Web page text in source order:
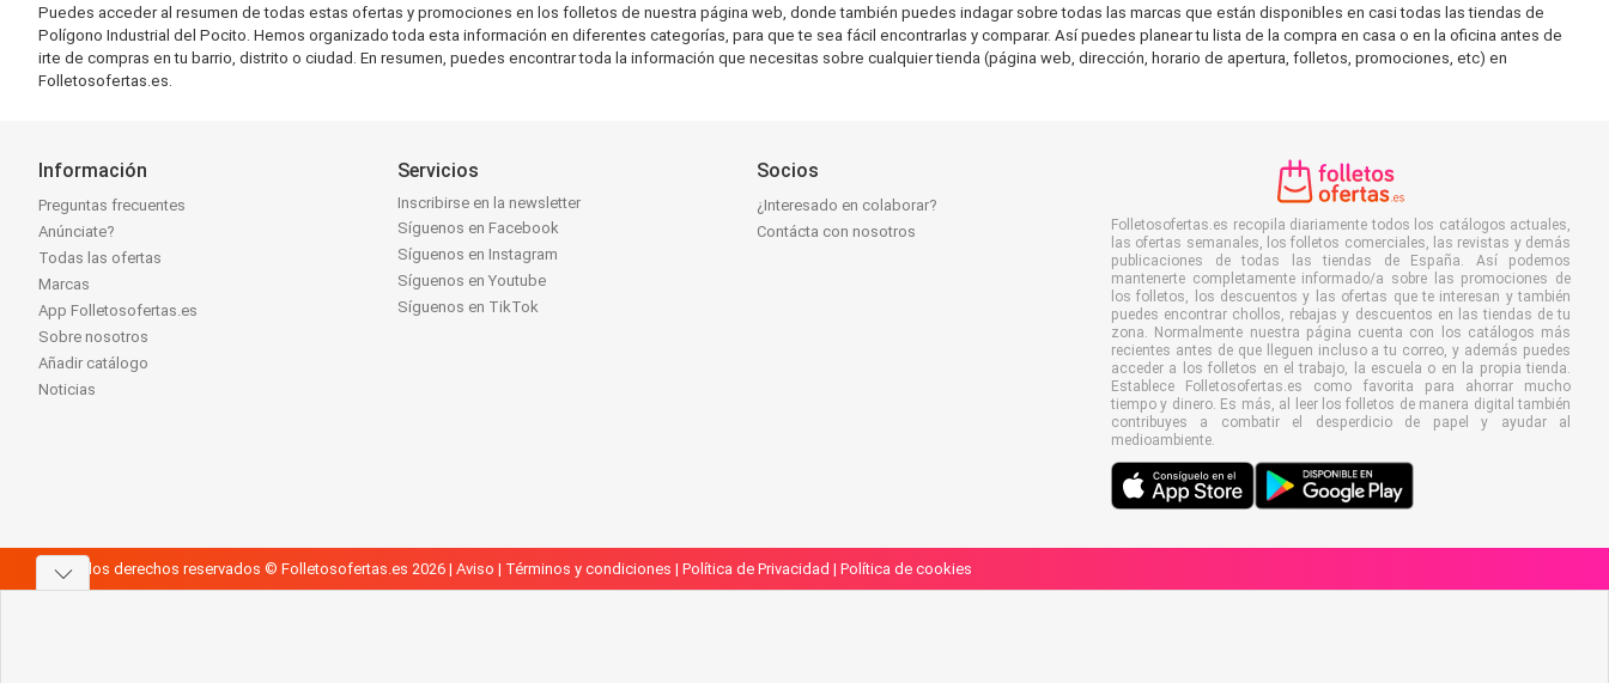
Puedes acceder al resumen de todas estas ofertas y promociones en los folletos de nuestra página web, donde también puedes indagar sobre todas las marcas que están disponibles en casi todas las tiendas de
Polígono Industrial del Pocito. Hemos organizado toda esta información en diferentes categorías, para que te sea fácil encontrarlas y comparar. Así puedes planear tu lista de la compra en casa o en la oficina antes de
irte de compras en tu barrio, distrito o ciudad. En resumen, puedes encontrar toda la información que necesitas sobre cualquier tienda (página web, dirección, horario de apertura, folletos, promociones, etc) en
Folletosofertas.es.
Información
Preguntas frecuentes
Anúnciate?
Todas las ofertas
Marcas
App Folletosofertas.es
Sobre nosotros
Añadir catálogo
Noticias
Servicios
Inscribirse en la newsletter
Síguenos en Facebook
Síguenos en Instagram
Síguenos en Youtube
Síguenos en TikTok
Socios
¿Interesado en colaborar?
Contácta con nosotros
Folletosofertas.es recopila diariamente todos los catálogos actuales,
las ofertas semanales, los folletos comerciales, las revistas y demás
publicaciones de todas las tiendas de España. Así podemos
mantenerte completamente informado/a sobre las promociones de
los folletos, los descuentos y las ofertas que te interesan y también
puedes encontrar chollos, rebajas y descuentos en las tiendas de tu
zona. Normalmente nuestra página cuenta con los catálogos más
recientes antes de que lleguen incluso a tu correo, y además puedes
acceder a los folletos en el trabajo, la escuela o en la propia tienda.
Establece Folletosofertas.es como favorita para ahorrar mucho
tiempo y dinero. Es más, al leer los folletos de manera digital también
contribuyes a combatir el desperdicio de papel y ayudar al
medioambiente.
Todos los derechos reservados © Folletosofertas.es 2026 | Aviso | Términos y condiciones | Política de Privacidad | Política de cookies